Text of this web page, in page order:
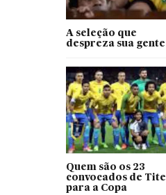
A seleção que
despreza sua gente
Quem são os 23
convocados de Tite
para a Copa